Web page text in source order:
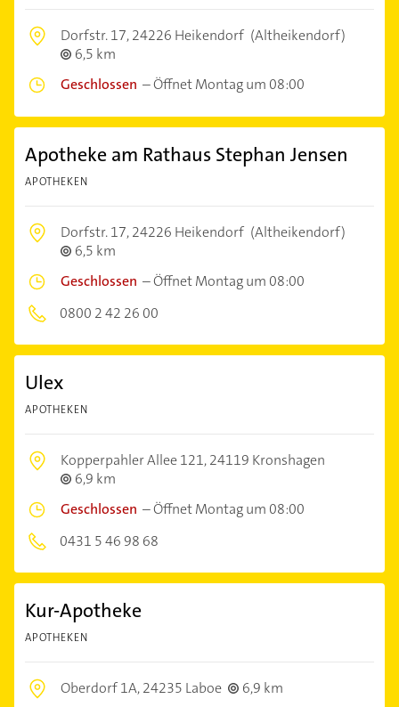
Dorfstr. 17,24226 Heikendorf (Altheikendorf)
6,5 km
Geschlossen –Öffnet Montag um 08:00
Apotheke am Rathaus Stephan Jensen
APOTHEKEN
Dorfstr. 17,24226 Heikendorf (Altheikendorf)
6,5 km
Geschlossen –Öffnet Montag um 08:00
0800 2 42 26 00
Ulex
APOTHEKEN
Kopperpahler Allee 121,24119 Kronshagen
6,9 km
Geschlossen –Öffnet Montag um 08:00
0431 5 46 98 68
Kur-Apotheke
APOTHEKEN
Oberdorf 1A,24235 Laboe
6,9 km